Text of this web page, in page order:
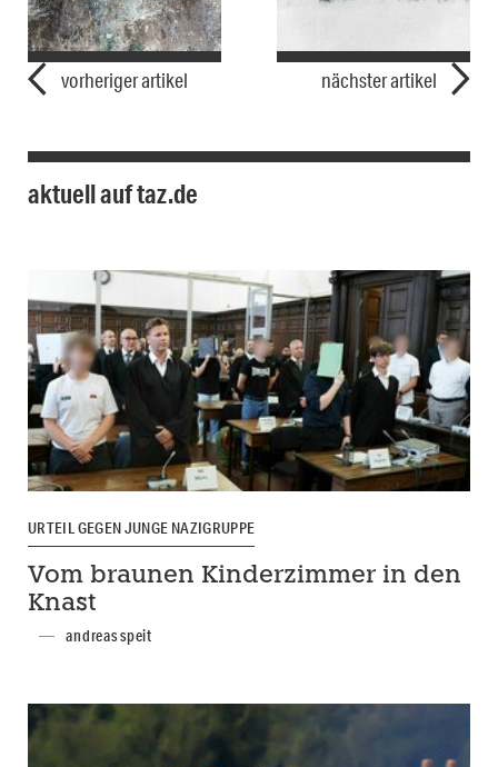
vorheriger artikel nächster artikel
aktuell auf taz.de
URTEIL GEGEN JUNGE NAZIGRUPPE
Vom braunen Kinderzimmer in den
Knast
andreas speit